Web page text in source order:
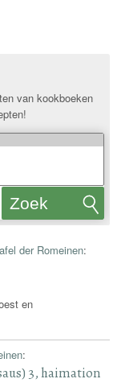
van kookboeken
Zoek
der Romeinen:
en
:
3, haimation